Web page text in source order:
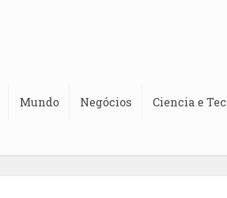
Mundo Negócios Ciencia e